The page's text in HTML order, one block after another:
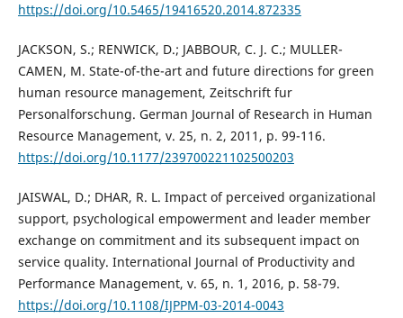
https://doi.org/10.5465/19416520.2014.872335
JACKSON, S.; RENWICK, D.; JABBOUR, C. J. C.; MULLER-
CAMEN, M. State-of-the-art and future directions for green
human resource management, Zeitschrift fur
Personalforschung. German Journal of Research in Human
Resource Management, v. 25, n. 2, 2011, p. 99-116.
https://doi.org/10.1177/239700221102500203
JAISWAL, D.; DHAR, R. L. Impact of perceived organizational
support, psychological empowerment and leader member
exchange on commitment and its subsequent impact on
service quality. International Journal of Productivity and
Performance Management, v. 65, n. 1, 2016, p. 58-79.
https://doi.org/10.1108/IJPPM-03-2014-0043